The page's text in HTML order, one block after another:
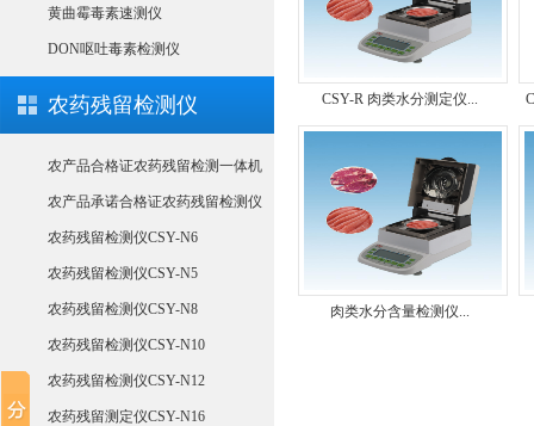
黄曲霉毒素速测仪
DON呕吐毒素检测仪
农药残留检测仪
农产品合格证农药残留检测一体机
农产品承诺合格证农药残留检测仪
农药残留检测仪CSY-N6
农药残留检测仪CSY-N5
农药残留检测仪CSY-N8
农药残留检测仪CSY-N10
农药残留检测仪CSY-N12
农药残留测定仪CSY-N16
CSY-R 肉类水分测定仪...
肉类水分含量检测仪...